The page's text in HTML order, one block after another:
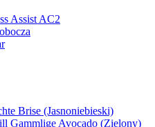
Assist AC2
Brise (Jasnoniebieski)
Gammlige Avocado (Zielony)